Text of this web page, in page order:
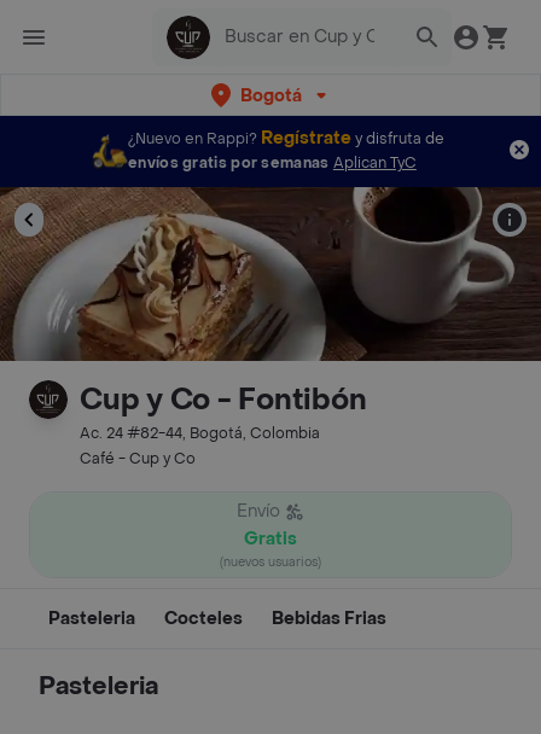
Bogotá
¿Nuevo en Rappi? Regístratey disfruta de
envíos gratis por semanas Aplican TyC
Cup y Co - Fontibón
Ac. 24 #82-44, Bogotá, Colombia
Café - Cup y Co
Envío
Gratis
(nuevos usuarios)
Pasteleria Cocteles Bebidas Frias
Pasteleria